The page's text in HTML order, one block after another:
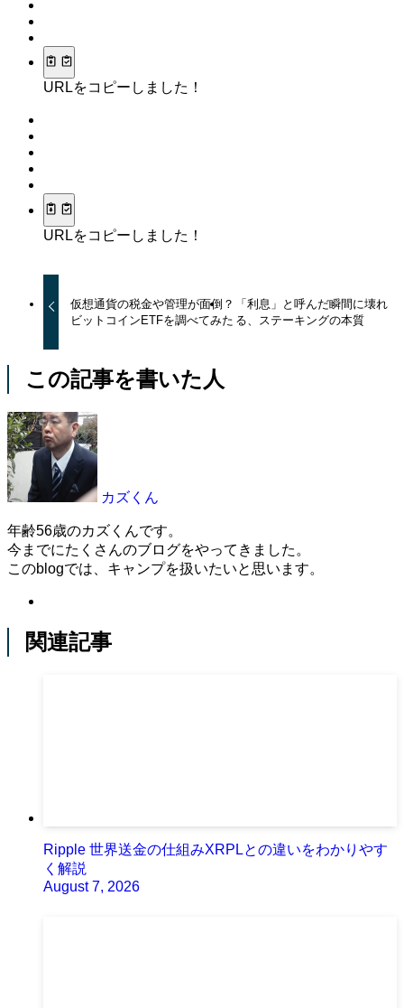
URLをコピーしました！
URLをコピーしました！
仮想通貨の税金や管理が面倒？
ビットコインETFを調べてみた
「利息」と呼んだ瞬間に壊れ
る、ステーキングの本質
この記事を書いた人
カズくん
年齢56歳のカズくんです。
今までにたくさんのブログをやってきました。
このblogでは、キャンプを扱いたいと思います。
関連記事
Ripple 世界送金の仕組みXRPLとの違いをわかりやす
く解説
August 7, 2026